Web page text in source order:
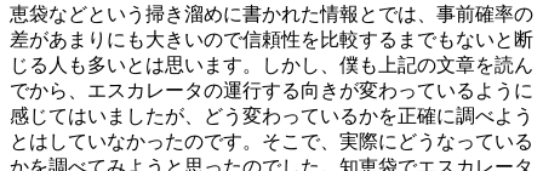
恵袋などという掃き溜めに書かれた情報とでは、事前確率の
差があまりにも大きいので信頼性を比較するまでもないと断
じる人も多いとは思います。しかし、僕も上記の文章を読ん
でから、エスカレータの運行する向きが変わっているように
感じてはいましたが、どう変わっているかを正確に調べよう
とはしていなかったのです。そこで、実際にどうなっている
かを調べてみようと思ったのでした。知恵袋でエスカレータ